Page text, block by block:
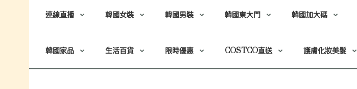
連線直播 韓國女裝 韓國男裝 韓國東大門 韓國加大碼
韓國家品 生活百貨 限時優惠 COSTCO直送 護膚化妝美髮